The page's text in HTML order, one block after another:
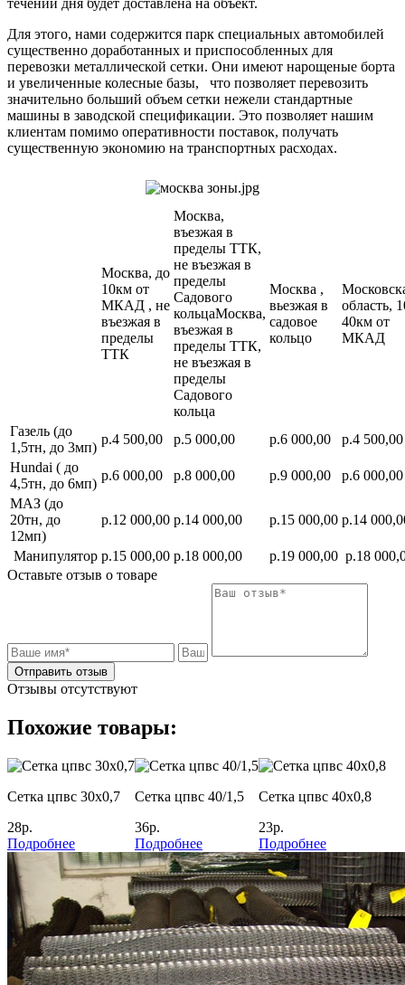
течении дня будет доставлена на объект.
Для этого, нами содержится парк специальных автомобилей
существенно доработанных и приспособленных для
перевозки металлической сетки. Они имеют нарощеные борта
и увеличенные колесные базы, что позволяет перевозить
значительно больший объем сетки нежели стандартные
машины в заводской спецификации. Это позволяет нашим
клиентам помимо оперативности поставок, получать
существенную экономию на транспортных расходах.
Москва, до
10км от
МКАД , не
въезжая в
пределы
ТТК
Москва,
въезжая в
пределы ТТК,
не въезжая в
пределы
Садового
кольцаМосква,
въезжая в
пределы ТТК,
не въезжая в
пределы
Садового
кольца
Москва ,
вьезжая в
садовое
кольцо
область,
40км от
МКАД
Газель (до
1,5тн, до 3мп)
р.4 500,00 р.5 000,00 р.6 000,00
р.4 500,00
Hundai ( до
4,5тн, до 6мп)
р.6 000,00 р.8 000,00 р.9 000,00
р.6 000,00
МАЗ (до
20тн, до
12мп)
р.12 000,00 р.14 000,00 р.15 000,00 р.14
Манипулятор р.15 000,00 р.18 000,00 р.19 000,00 р.18
Оставьте отзыв о товаре
Отправить отзыв
Отзывы отсутствуют
Похожие товары:
Сетка цпвс 30х0,7
28р.
Подробнее
Сетка цпвс 40/1,5
36р.
Подробнее
Сетка цпвс 40х0,8
23р.
Подробнее